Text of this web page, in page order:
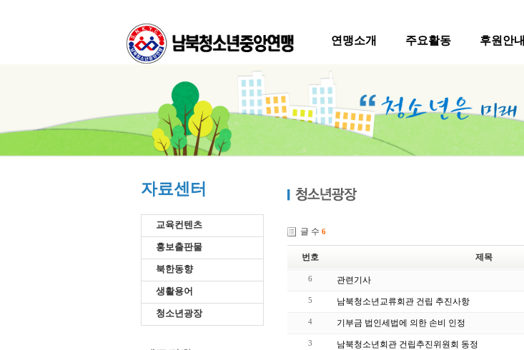
연맹소개 주요활동 후원안내
자료센터
교육컨텐츠
홍보출판물
북한동향
생활용어
청소년광장
글 수 6
번호 제목
6 관련기사
5 남북청소년교류회관 건립 추진사항
4 기부금 법인세법에 의한 손비 인정
3 남북청소년회관 건립추진위원회 동정